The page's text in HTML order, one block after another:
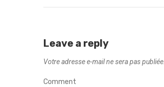
Leave a reply
Votre adresse e-mail ne sera pas publiée.
Comment